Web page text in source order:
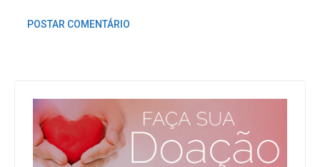
POSTAR COMENTÁRIO